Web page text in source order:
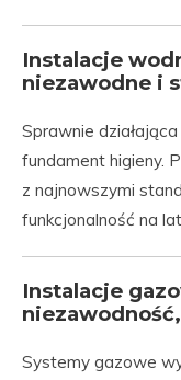
Instalacje
niezawodne i
Sprawnie
fundament higieny.
z najnowszymi
funkcjonalność na
Instalacje
Systemy gazowe